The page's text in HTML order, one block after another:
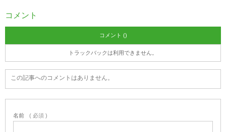
コメント
コメント ()
トラックバックは利用できません。
この記事へのコメントはありません。
名前 ( 必須 )